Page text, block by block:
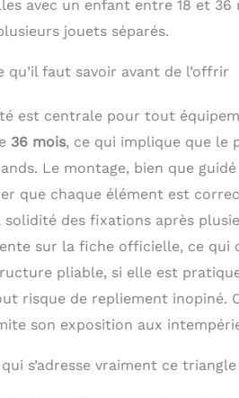
avec un enfant entre 18 et
jouets séparés.
faut savoir avant de l’offrir
est centrale pour tout
36 mois, ce qui implique que le
Le montage, bien que
que chaque élément est
des fixations après
sur la fiche officielle, ce
pliable, si elle est
risque de repliement inopiné.
son exposition aux
s’adresse vraiment ce triangle